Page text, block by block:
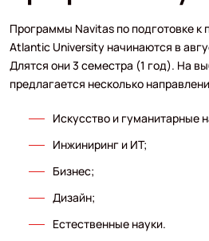
Программы Navitas по подготовке к
Atlantic University начинаются в
Длятся они 3 семестра (1 год). На
предлагается несколько
Искусство и гуманитарные
Инжиниринг и ИТ;
Бизнес;
Дизайн;
Естественные науки.